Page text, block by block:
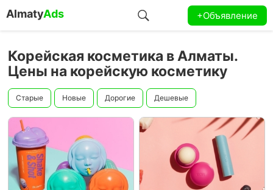
AlmatyAds +Объявление
Корейская косметика в Алматы.
Цены на корейскую косметику
Старые Новые Дорогие Дешевые